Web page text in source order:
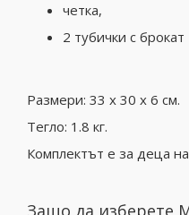
четка,
2 тубички с брокат
Размери: 33 x 30 x 6 см.
Тегло: 1.8 кг.
Комплектът е за деца